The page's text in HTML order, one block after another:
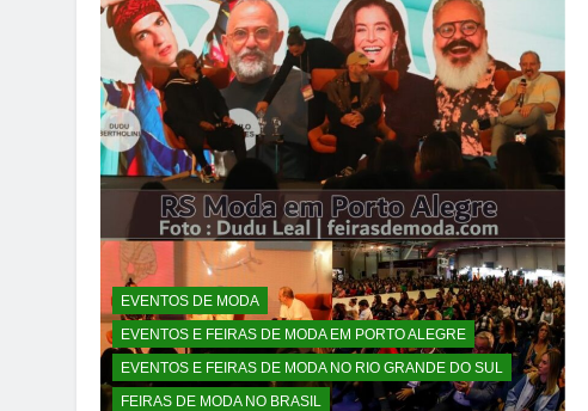
EVENTOS DE MODA
EVENTOS E FEIRAS DE MODA EM PORTO ALEGRE
EVENTOS E FEIRAS DE MODA NO RIO GRANDE DO SUL
FEIRAS DE MODA NO BRASIL